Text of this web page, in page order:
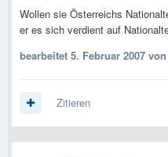
Wollen sie Österreichs
er es sich verdient auf
bearbeitet 5. Februar 2007
Zitieren